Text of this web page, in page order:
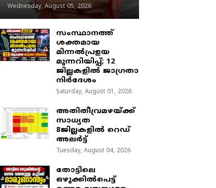
Wednesday, August 05, 2026
സംസ്ഥാനത്ത്
ശക്തമായ
മിന്നൽപ്രളയ
മുന്നറിയിപ്പ്; 12
ജില്ലകളിൽ ജാഗ്രതാ
നിർദേശം
Saturday, August 01, 2026
അതിതീവ്രമഴയ്ക്ക്
സാധ്യത
8ജില്ലകളിൽ റെഡ്
അലർട്ട്
Tuesday, August 04, 2026
തോട്ടിലെ
ഒഴുക്കിൽപെട്ട്